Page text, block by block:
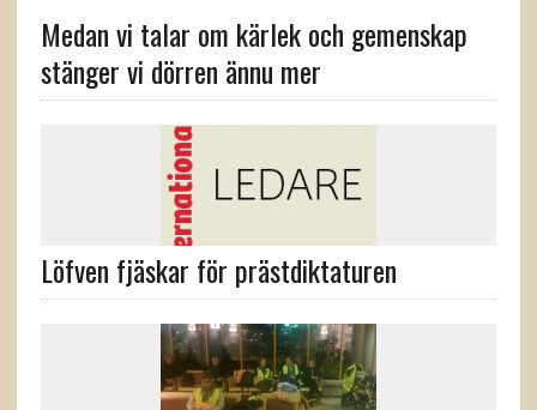
Medan vi talar om kärlek och gemenskap
stänger vi dörren ännu mer
Löfven fjäskar för prästdiktaturen